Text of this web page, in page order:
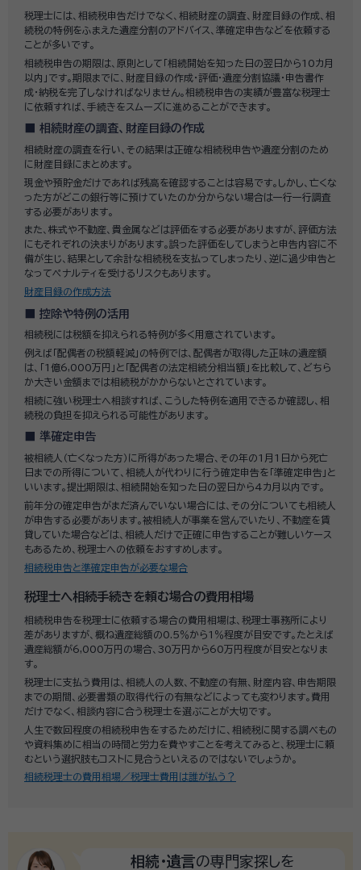
税理士には、相続税申告だけでなく、相続財産の調査、財産目録の作成、相
続税の特例をふまえた遺産分割のアドバイス、準確定申告などを依頼する
ことが多いです。
相続税申告の期限は、原則として「相続開始を知った日の翌日から10カ月
以内」です。期限までに、財産目録の作成・評価・遺産分割協議・申告書作
成・納税を完了しなければなりません。相続税申告の実績が豊富な税理士
に依頼すれば、手続きをスムーズに進めることができます。
相続財産の調査、財産目録の作成
相続財産の調査を行い、その結果は正確な相続税申告や遺産分割のため
に財産目録にまとめます。
現金や預貯金だけであれば残高を確認することは容易です。しかし、亡くな
った方がどこの銀行等に預けていたのか分からない場合は一行一行調査
する必要があります。
また、株式や不動産、貴金属などは評価をする必要がありますが、評価方法
にもそれぞれの決まりがあります。誤った評価をしてしまうと申告内容に不
備が生じ、結果として余計な相続税を支払ってしまったり、逆に過少申告と
なってペナルティを受けるリスクもあります。
財産目録の作成方法
控除や特例の活用
相続税には税額を抑えられる特例が多く用意されています。
例えば「配偶者の税額軽減」の特例では、配偶者が取得した正味の遺産額
は、「1億6,000万円」と「配偶者の法定相続分相当額」を比較して、どちら
か大きい金額までは相続税がかからないとされています。
相続に強い税理士へ相談すれば、こうした特例を適用できるか確認し、相
続税の負担を抑えられる可能性があります。
準確定申告
被相続人（亡くなった方）に所得があった場合、その年の1月1日から死亡
日までの所得について、相続人が代わりに行う確定申告を「準確定申告」と
いいます。提出期限は、相続開始を知った日の翌日から4カ月以内です。
前年分の確定申告がまだ済んでいない場合には、その分についても相続人
が申告する必要があります。被相続人が事業を営んでいたり、不動産を賃
貸していた場合などは、相続人だけで正確に申告することが難しいケース
もあるため、税理士への依頼をおすすめします。
相続税申告と準確定申告が必要な場合
税理士へ相続手続きを頼む場合の費用相場
相続税申告を税理士に依頼する場合の費用相場は、税理士事務所により
差がありますが、概ね遺産総額の0.5％から1％程度が目安です。たとえば
遺産総額が6,000万円の場合、30万円から60万円程度が目安となりま
す。
税理士に支払う費用は、相続人の人数、不動産の有無、財産内容、申告期限
までの期間、必要書類の取得代行の有無などによっても変わります。費用
だけでなく、相談内容に合う税理士を選ぶことが大切です。
人生で数回程度の相続税申告をするためだけに、相続税に関する調べもの
や資料集めに相当の時間と労力を費やすことを考えてみると、税理士に頼
むという選択肢もコストに見合うといえるのではないでしょうか。
相続税理士の費用相場／税理士費用は誰が払う？
相続・遺言の専門家探しを